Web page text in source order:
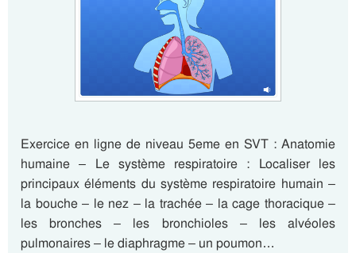
Exercice en ligne de niveau 5eme en SVT : Anatomie
humaine – Le système respiratoire : Localiser les
principaux éléments du système respiratoire humain –
la bouche – le nez – la trachée – la cage thoracique –
les bronches – les bronchioles – les alvéoles
pulmonaires – le diaphragme – un poumon…